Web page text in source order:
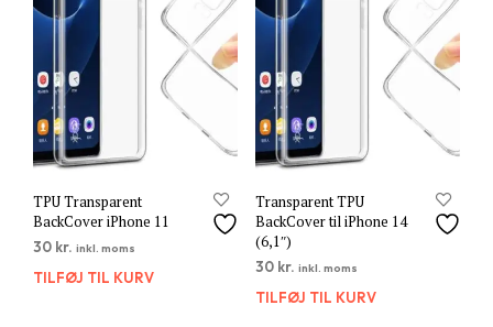
TPU Transparent
BackCover iPhone 11
30 kr. inkl. moms
TILFØJ TIL KURV
Transparent TPU
BackCover til iPhone 14
(6,1″)
30 kr. inkl. moms
TILFØJ TIL KURV